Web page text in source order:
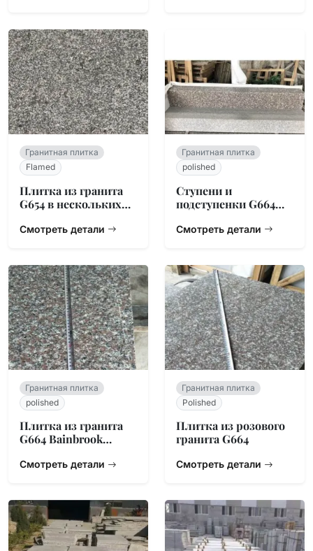
Гранитная плитка
Flamed
Плитка из гранита
G654 в нескольких
Смотреть детали
Гранитная плитка
polished
Ступени и
подступенки G664
Смотреть детали
Гранитная плитка
polished
Плитка из гранита
G664 Bainbrook
Смотреть детали
Гранитная плитка
Polished
Плитка из розового
гранита G664
Смотреть детали